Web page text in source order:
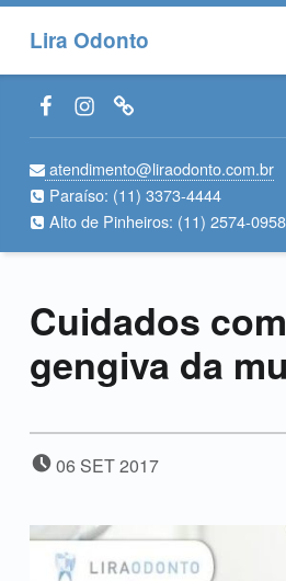
Lira Odonto
Facebook LiraOdonto
Instagram LiraOdonto
Site LiraOdonto
atendimento@liraodonto.com.br
Paraíso: (11) 3373-4444
Alto de Pinheiros: (11) 2574-0958
Cuidados
gengiva da
POSTADO EM:
06 SET2017